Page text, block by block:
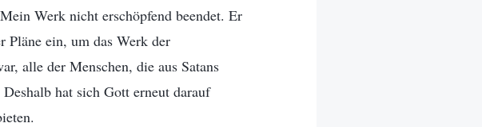
Werk nicht erschöpfend beendet. Er
Pläne ein, um das Werk der
alle der Menschen, die aus Satans
hat sich Gott erneut darauf